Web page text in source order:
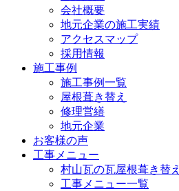
会社概要
地元企業の施工実績
アクセスマップ
採用情報
施工事例
施工事例一覧
屋根葺き替え
修理営繕
地元企業
お客様の声
工事メニュー
村山瓦の瓦屋根葺き替え
工事メニュー一覧